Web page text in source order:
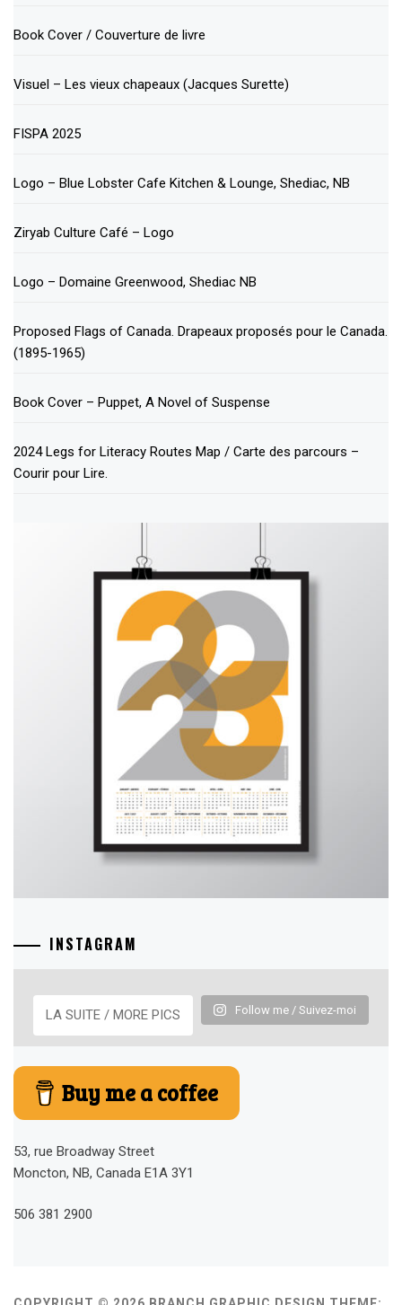
Book Cover / Couverture de livre
Visuel – Les vieux chapeaux (Jacques Surette)
FISPA 2025
Logo – Blue Lobster Cafe Kitchen & Lounge, Shediac, NB
Ziryab Culture Café – Logo
Logo – Domaine Greenwood, Shediac NB
Proposed Flags of Canada. Drapeaux proposés pour le Canada.
(1895-1965)
Book Cover – Puppet, A Novel of Suspense
2024 Legs for Literacy Routes Map / Carte des parcours –
Courir pour Lire.
INSTAGRAM
LA SUITE / MORE PICS Follow me / Suivez-moi
Buy me a coffee
53, rue Broadway Street
Moncton, NB, Canada E1A 3Y1
506 381 2900